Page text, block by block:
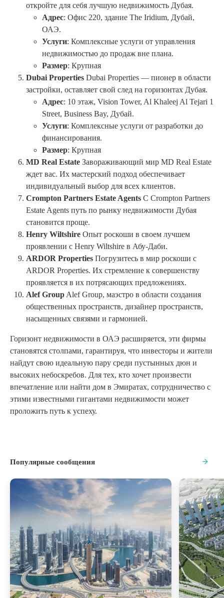
откройте для себя лучшую недвижимость Дубая.
Адрес: Офис 220, здание The Iridium, Дубай,
ОАЭ.
Услуги: Комплексные услуги от управления
недвижимостью до продаж вне плана.
Размер: Крупная
Dubai Properties Dubai Properties — пионер в области
застройки, оставляет свой след на горизонтах Дубая.
Адрес: 10 этаж, Vision Tower, Al Khaleej Al Tejari 1
Street, Business Bay, Дубай.
Услуги: Комплексные услуги от разработки до
финансирования.
Размер: Крупная
MD Real Estate Завораживающий мир MD Real Estate
ждет вас. Их мастерский подход обеспечивает
индивидуальный выбор для всех клиентов.
Crompton Partners Estate Agents С Crompton Partners
Estate Agents путь по рынку недвижимости Дубая
становится проще.
Henry Wiltshire Опыт роскоши в своем лучшем
проявлении с Henry Wiltshire в Абу-Даби.
ARDOR Properties Погрузитесь в мир роскоши с
ARDOR Properties. Их стремление к совершенству
проявляется в их потрясающих предложениях.
Alef Group Alef Group, маэстро в области создания
общественных пространств, дизайнер пространств,
насыщенных связями и гармонией.
Горизонт недвижимости в ОАЭ расширяется, эти фирмы
становятся столпами, гарантируя, что инвесторы и жители
найдут свою идеальную пару среди пустынных дюн и
высоких небоскребов. Для тех, кто хочет произвести
впечатление или найти дом в Эмиратах, сотрудничество с
этими известными гигантами недвижимости может
проложить путь к успеху.
Популярные сообщения